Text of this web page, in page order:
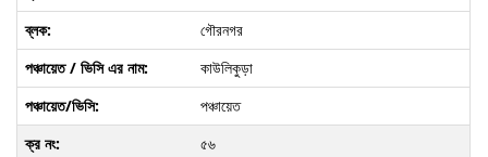
গৌরনগর
কাউলিকুড়া
পঞ্চায়েত
৫৬